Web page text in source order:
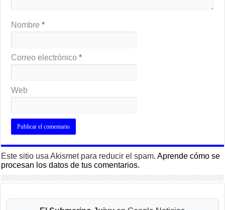
Nombre*
Correo electrónico*
Web
Este sitio usa Akismet para reducir el spam.Aprende cómo se
procesan los datos de tus comentarios.